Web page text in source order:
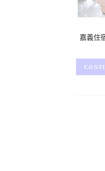
嘉義住